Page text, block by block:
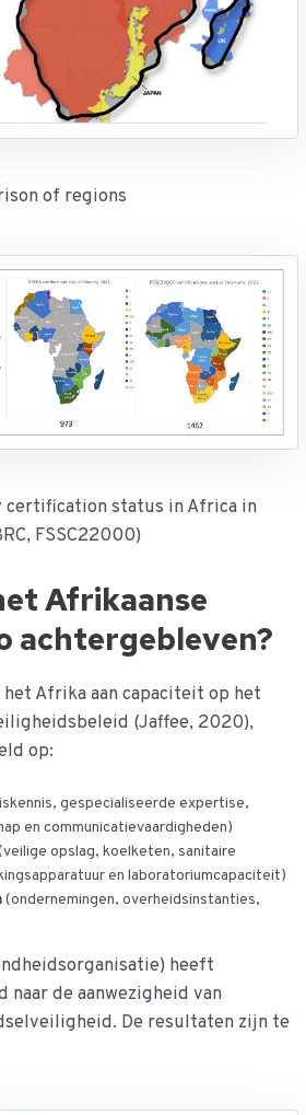
of regions
certification status in Africa in
FSSC22000)
Afrikaanse
achtergebleven?
Afrika aan capaciteit op het
(Jaffee, 2020),
op:
gespecialiseerde expertise,
en communicatievaardigheden)
opslag, koelketen, sanitaire
en laboratoriumcapaciteit)
(ondernemingen, overheidsinstanties,
heeft
de aanwezigheid van
De resultaten zijn te